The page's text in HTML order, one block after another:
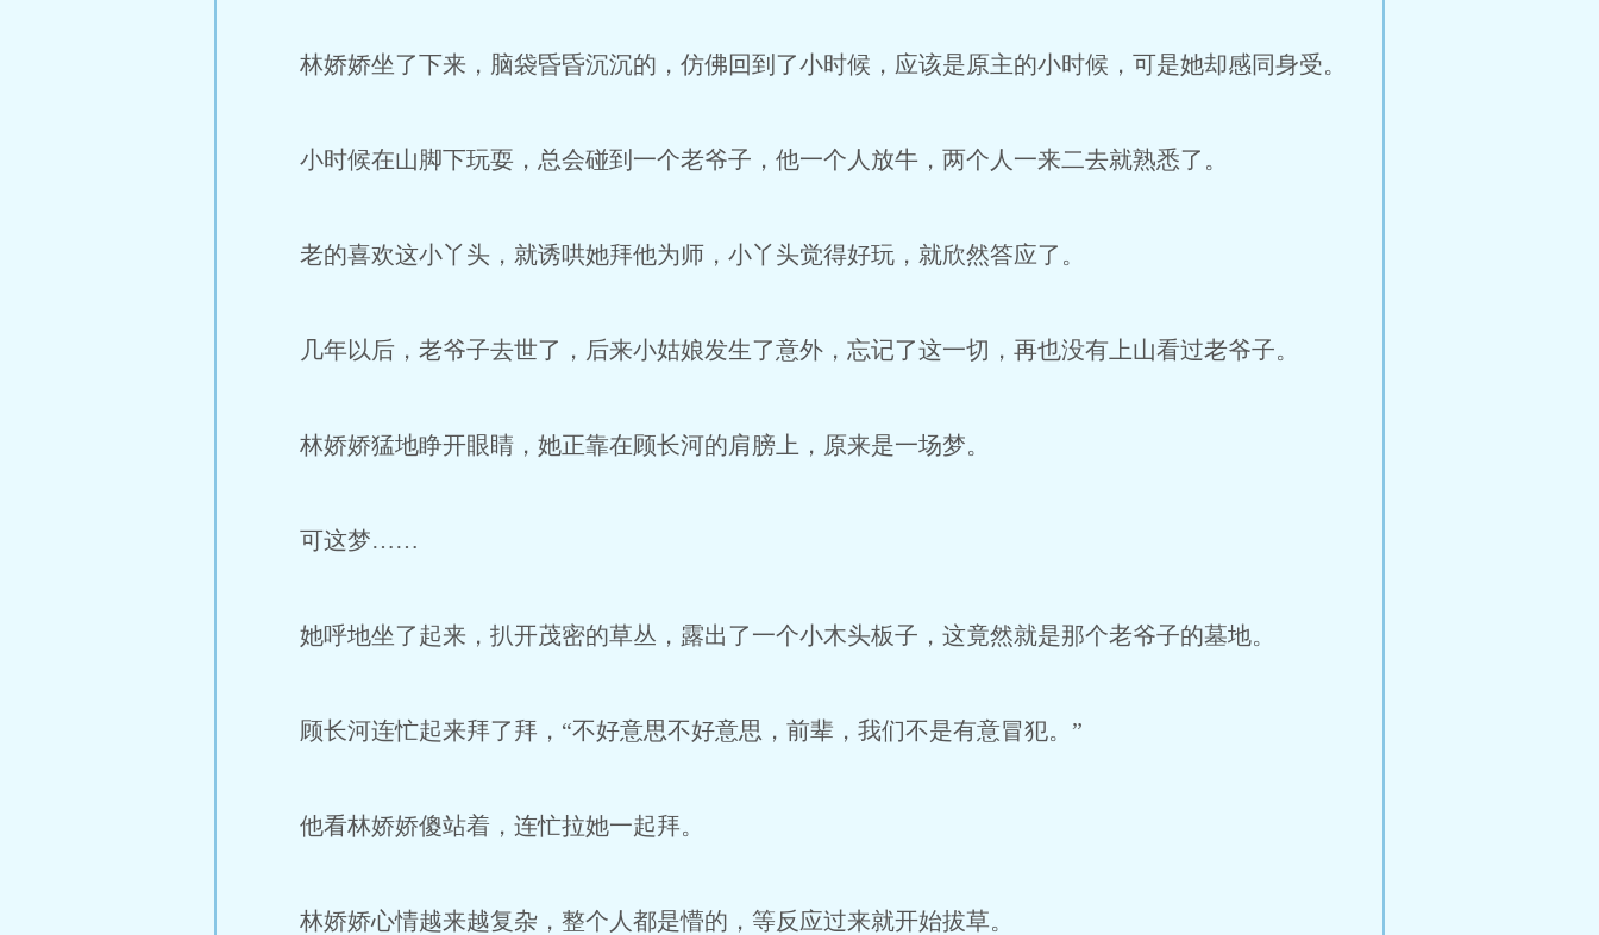
林娇娇坐了下来，脑袋昏昏沉沉的，仿佛回到了小时候，应该是原主的小时候，可是她却感同身受。
小时候在山脚下玩耍，总会碰到一个老爷子，他一个人放牛，两个人一来二去就熟悉了。
老的喜欢这小丫头，就诱哄她拜他为师，小丫头觉得好玩，就欣然答应了。
几年以后，老爷子去世了，后来小姑娘发生了意外，忘记了这一切，再也没有上山看过老爷子。
林娇娇猛地睁开眼睛，她正靠在顾长河的肩膀上，原来是一场梦。
可这梦……
她呼地坐了起来，扒开茂密的草丛，露出了一个小木头板子，这竟然就是那个老爷子的墓地。
顾长河连忙起来拜了拜，“不好意思不好意思，前辈，我们不是有意冒犯。”
他看林娇娇傻站着，连忙拉她一起拜。
林娇娇心情越来越复杂，整个人都是懵的，等反应过来就开始拔草。